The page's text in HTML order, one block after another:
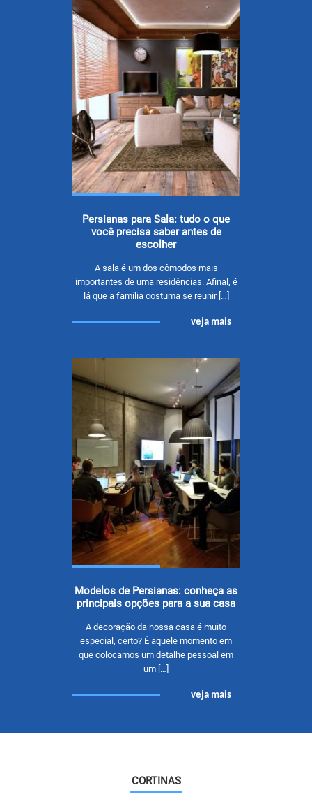
Persianas para Sala: tudo o que
você precisa saber antes de
escolher
A sala é um dos cômodos mais
importantes de uma residências. Afinal, é
lá que a família costuma se reunir […]
veja mais
Modelos de Persianas: conheça as
principais opções para a sua casa
A decoração da nossa casa é muito
especial, certo? É aquele momento em
que colocamos um detalhe pessoal em
um […]
veja mais
CORTINAS